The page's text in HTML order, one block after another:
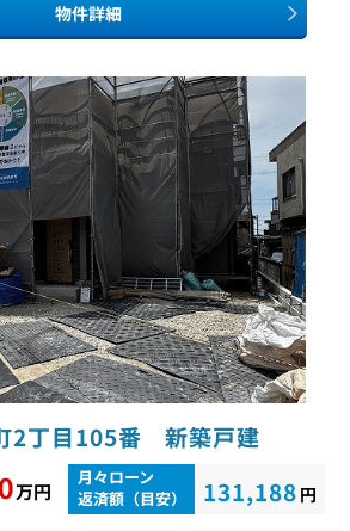
物件詳細
2丁目105番 新築戸建
万円
月々ローン
返済額（目安）
131,188 円